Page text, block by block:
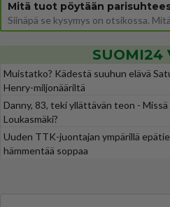
Mitä tuot pöytään
SUOMI24
Muistatko? Kädestä suuhun elävä
Henry-miljonääriltä
Danny, 83, teki yllättävän teon -
Loukasmäki?
Uuden TTK-juontajan ympärillä
hämmentää soppaa